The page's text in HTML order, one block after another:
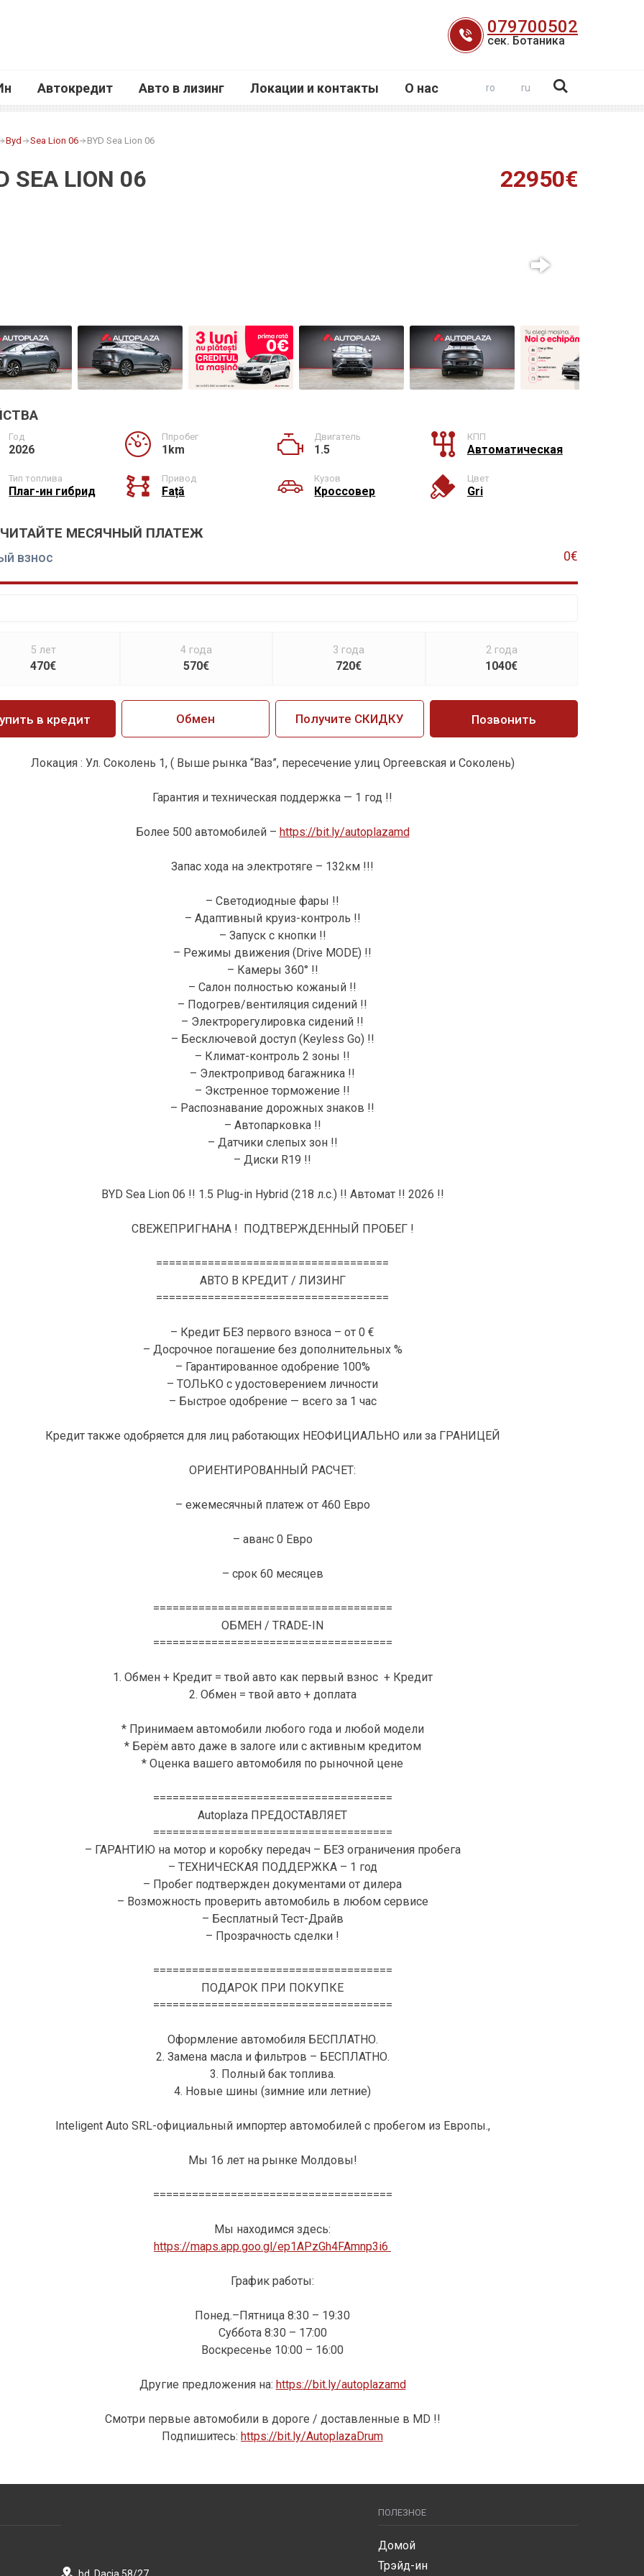
079700502
сек. Ботаника
Автокредит Авто в лизинг Локации и контакты О нас ro ru
Byd Sea Lion 06 BYD Sea Lion 06
SEA LION 06 22950€
Год
2026
Ппробег
1km
Двигатель
1.5
КПП
Автоматическая
Тип топлива
Плаг-ин гибрид
Привод
Față
Кузов
Кроссовер
Цвет
Gri
МЕСЯЧНЫЙ ПЛАТЕЖ
взнос 0€
5 лет
470€
4 года
570€
3 года
720€
2 года
1040€
в кредит Обмен Получите СКИДКУ Позвонить
Локация : Ул. Соколень 1, ( Выше рынка “Ваз”, пересечение улиц Оргеевская и Соколень)
Гарантия и техническая поддержка — 1 год !!
Более 500 автомобилей – https://bit.ly/autoplazamd
Запас хода на электротяге – 132км !!!
– Светодиодные фары !!
– Адаптивный круиз-контроль !!
– Запуск с кнопки !!
– Режимы движения (Drive MODE) !!
– Камеры 360° !!
– Салон полностью кожаный !!
– Подогрев/вентиляция сидений !!
– Электрорегулировка сидений !!
– Бесключевой доступ (Keyless Go) !!
– Климат-контроль 2 зоны !!
– Электропривод багажника !!
– Экстренное торможение !!
– Распознавание дорожных знаков !!
– Автопарковка !!
– Датчики слепых зон !!
– Диски R19 !!
BYD Sea Lion 06 !! 1.5 Plug-in Hybrid (218 л.с.) !! Автомат !! 2026 !!
СВЕЖЕПРИГНАНА ! ПОДТВЕРЖДЕННЫЙ ПРОБЕГ !
====================================
АВТО В КРЕДИТ / ЛИЗИНГ
====================================
– Кредит БЕЗ первого взноса – от 0 €
– Досрочное погашение без дополнительных %
– Гарантированное одобрение 100%
– ТОЛЬКО с удостоверением личности
– Быстрое одобрение — всего за 1 час
Кредит также одобряется для лиц работающих НЕОФИЦИАЛЬНО или за ГРАНИЦЕЙ
ОРИЕНТИРОВАННЫЙ РАСЧЕТ:
– ежемесячный платеж от 460 Евро
– аванс 0 Евро
– срок 60 месяцев
=====================================
ОБМЕН / TRADE-IN
=====================================
1. Обмен + Кредит = твой авто как первый взнос + Кредит
2. Обмен = твой авто + доплата
* Принимаем автомобили любого года и любой модели
* Берём авто даже в залоге или с активным кредитом
* Оценка вашего автомобиля по рыночной цене
=====================================
Autoplaza ПРЕДОСТАВЛЯЕТ
=====================================
– ГАРАНТИЮ на мотор и коробку передач – БЕЗ ограничения пробега
– ТЕХНИЧЕСКАЯ ПОДДЕРЖКА – 1 год
– Пробег подтвержден документами от дилера
– Возможность проверить автомобиль в любом сервисе
– Бесплатный Тест-Драйв
– Прозрачность сделки !
=====================================
ПОДАРОК ПРИ ПОКУПКЕ
=====================================
Оформление автомобиля БЕСПЛАТНО.
2. Замена масла и фильтров – БЕСПЛАТНО.
3. Полный бак топлива.
4. Новые шины (зимние или летние)
Inteligent Auto SRL-официальный импортер автомобилей с пробегом из Европы.,
Мы 16 лет на рынке Молдовы!
=====================================
Мы находимся здесь:
https://maps.app.goo.gl/ep1APzGh4FAmnp3i6
График работы:
Понед.–Пятница 8:30 – 19:30
Суббота 8:30 – 17:00
Воскресенье 10:00 – 16:00
Другие предложения на: https://bit.ly/autoplazamd
Смотри первые автомобили в дороге / доставленные в MD !!
Подпишитесь: https://bit.ly/AutoplazaDrum
ПОЛЕЗНОЕ
Домой
Трэйд-ин